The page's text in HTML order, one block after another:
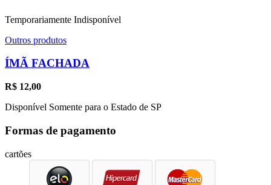
Temporariamente Indisponível
Outros produtos
ÍMÃ FACHADA
R$ 12,00
Disponível Somente para o Estado de SP
Formas de pagamento
cartões